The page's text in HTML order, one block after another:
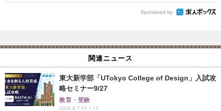
Sponsored by
関連ニュース
東大新学部「UTokyo College of Design」入試攻
略セミナー9/27
教育・受験
2026.8.7 Fri 1:15